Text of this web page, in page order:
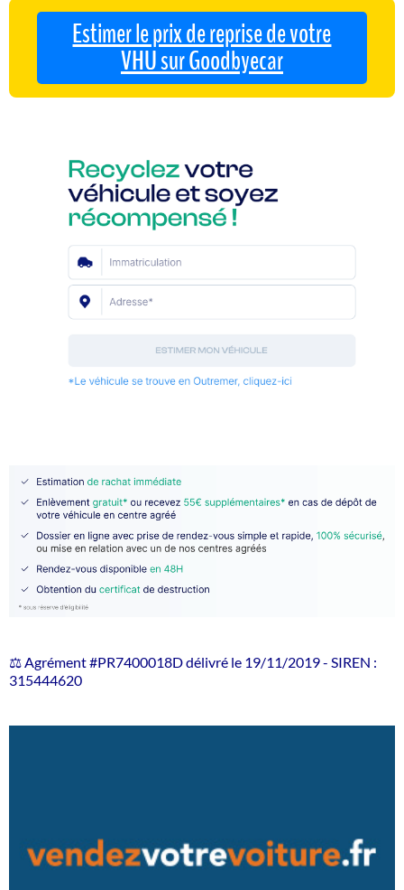
Estimer le prix de reprise de votre
VHU sur Goodbyecar
⚖️ Agrément #PR7400018D délivré le 19/11/2019 - SIREN :
315444620